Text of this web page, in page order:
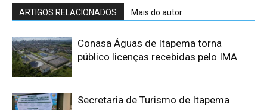
ARTIGOS RELACIONADOS Mais do autor
Conasa Águas de Itapema torna
público licenças recebidas pelo IMA
Secretaria de Turismo de Itapema